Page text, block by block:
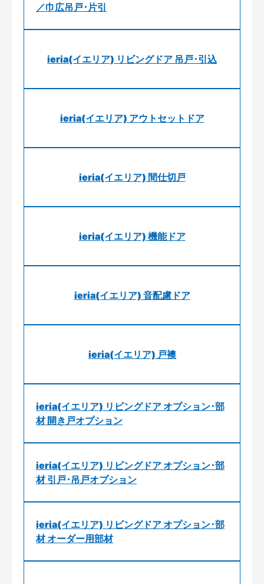
／巾広吊戸･片引
ieria(イエリア) リビングドア 吊戸･引込
ieria(イエリア) アウトセットドア
ieria(イエリア) 間仕切戸
ieria(イエリア) 機能ドア
ieria(イエリア) 音配慮ドア
ieria(イエリア) 戸襖
ieria(イエリア) リビングドア オプション･部
材 開き戸オプション
ieria(イエリア) リビングドア オプション･部
材 引戸･吊戸オプション
ieria(イエリア) リビングドア オプション･部
材 オーダー用部材